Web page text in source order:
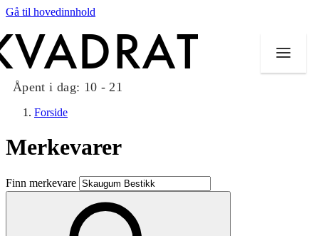
Gå til hovedinnhold
Åpent i dag: 10 - 21
Butikker
Mat og drikke
Forside
Merkevarer
Finn merkevare